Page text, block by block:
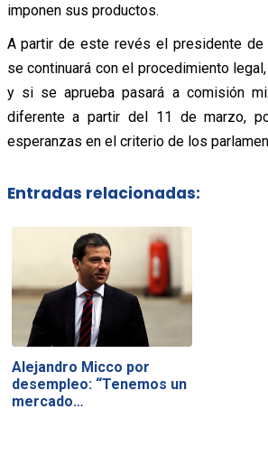
imponen sus productos.
A partir de este revés el presidente de
se continuará con el procedimiento
y si se aprueba pasará a comisión
diferente a partir del 11 de marzo,
esperanzas en el criterio de los
Entradas relacionadas:
Alejandro Micco por
desempleo: “Tenemos un
mercado…